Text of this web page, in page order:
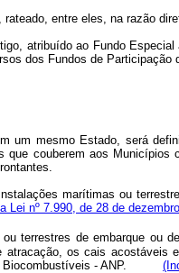
entre eles, na razão
atribuído ao Fundo
dos Fundos de
mesmo Estado, será
couberem aos
marítimas ou
Lei nº 7.990, de 28 de
de embarque ou
os cais
e Biocombustíveis - ANP.